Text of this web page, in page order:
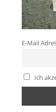
E-Mail
Ich